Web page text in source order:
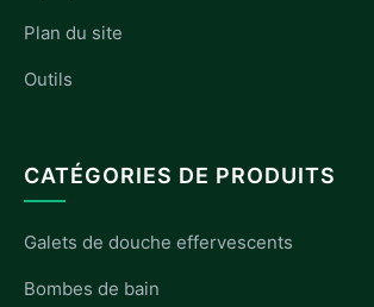
Plan du site
Outils
CATÉGORIES DE PRODUITS
Galets de douche effervescents
Bombes de bain